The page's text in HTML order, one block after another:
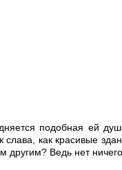
подобная ей
как красивые
Ведь нет